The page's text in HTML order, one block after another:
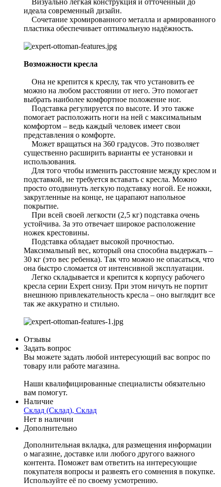
Визуально лёгкая конструкция и отточенный до
идеала современный дизайн.
Сочетание хромированного металла и армированного
пластика обеспечивает оптимальную надёжность.
Возможности кресла
Она не крепится к креслу, так что установить ее
можно на любом расстоянии от него. Это помогает
выбрать наиболее комфортное положение ног.
Подставка регулируется по высоте. И это также
помогает расположить ноги на ней с максимальным
комфортом – ведь каждый человек имеет свои
представления о комфорте.
Может вращаться на 360 градусов. Это позволяет
существенно расширить варианты ее установки и
использования.
Для того чтобы изменить расстояние между креслом и
подставкой, не требуется вставать с кресла. Можно
просто отодвинуть легкую подставку ногой. Ее ножки,
закругленные на конце, не царапают напольное
покрытие.
При всей своей легкости (2,5 кг) подставка очень
устойчива. За это отвечает широкое расположение
ножек крестовины.
Подставка обладает высокой прочностью.
Максимальный вес, который она способна выдержать –
30 кг (это вес ребенка). Так что можно не опасаться, что
она быстро сломается от интенсивной эксплуатации.
Легко складывается и крепится к корпусу рабочего
кресла серии Expert снизу. При этом ничуть не портит
внешнюю привлекательность кресла – оно выглядит все
так же аккуратно и стильно.
Отзывы
Задать вопрос
Вы можете задать любой интересующий вас вопрос по
товару или работе магазина.
Наши квалифицированные специалисты обязательно
вам помогут.
Наличие
Склад (Склад), Склад
Нет в наличии
Дополнительно
Дополнительная вкладка, для размещения информации
о магазине, доставке или любого другого важного
контента. Поможет вам ответить на интересующие
покупателя вопросы и развеять его сомнения в покупке.
Используйте её по своему усмотрению.